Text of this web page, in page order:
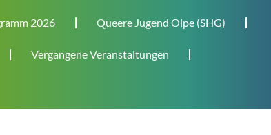
2026 Queere Jugend Olpe (SHG)
Vergangene Veranstaltungen